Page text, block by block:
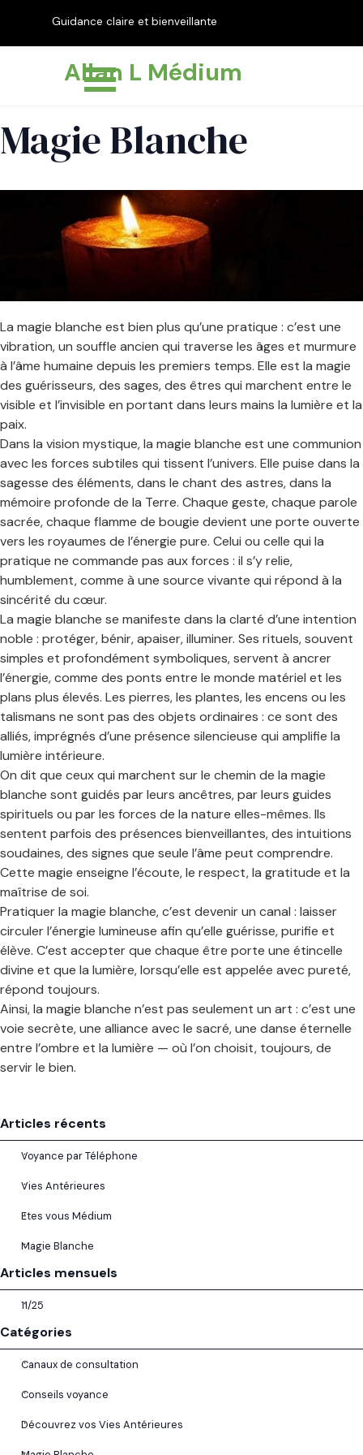
Sauter le menu
Guidance claire et bienveillante
Allan L Médium
Magie Blanche
La magie blanche est bien plus qu’une pratique : c’est une
vibration, un souffle ancien qui traverse les âges et murmure
à l’âme humaine depuis les premiers temps. Elle est la magie
des guérisseurs, des sages, des êtres qui marchent entre le
visible et l’invisible en portant dans leurs mains la lumière et la
paix.
Dans la vision mystique, la magie blanche est une communion
avec les forces subtiles qui tissent l’univers. Elle puise dans la
sagesse des éléments, dans le chant des astres, dans la
mémoire profonde de la Terre. Chaque geste, chaque parole
sacrée, chaque flamme de bougie devient une porte ouverte
vers les royaumes de l’énergie pure. Celui ou celle qui la
pratique ne commande pas aux forces : il s’y relie,
humblement, comme à une source vivante qui répond à la
sincérité du cœur.
La magie blanche se manifeste dans la clarté d’une intention
noble : protéger, bénir, apaiser, illuminer. Ses rituels, souvent
simples et profondément symboliques, servent à ancrer
l’énergie, comme des ponts entre le monde matériel et les
plans plus élevés. Les pierres, les plantes, les encens ou les
talismans ne sont pas des objets ordinaires : ce sont des
alliés, imprégnés d’une présence silencieuse qui amplifie la
lumière intérieure.
On dit que ceux qui marchent sur le chemin de la magie
blanche sont guidés par leurs ancêtres, par leurs guides
spirituels ou par les forces de la nature elles-mêmes. Ils
sentent parfois des présences bienveillantes, des intuitions
soudaines, des signes que seule l’âme peut comprendre.
Cette magie enseigne l’écoute, le respect, la gratitude et la
maîtrise de soi.
Pratiquer la magie blanche, c’est devenir un canal : laisser
circuler l’énergie lumineuse afin qu’elle guérisse, purifie et
élève. C’est accepter que chaque être porte une étincelle
divine et que la lumière, lorsqu’elle est appelée avec pureté,
répond toujours.
Ainsi, la magie blanche n’est pas seulement un art : c’est une
voie secrète, une alliance avec le sacré, une danse éternelle
entre l’ombre et la lumière — où l’on choisit, toujours, de
servir le bien.
Sauter le bloc Articles récents
Articles récents
Voyance par Téléphone
Vies Antérieures
Etes vous Médium
Magie Blanche
Sauter le bloc Articles mensuels
Articles mensuels
11/25
Sauter le bloc Catégories
Catégories
Canaux de consultation
Conseils voyance
Découvrez vos Vies Antérieures